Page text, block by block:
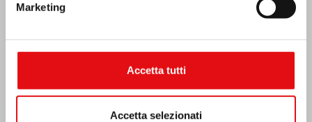
Marketing
Accetta tutti
Accetta selezionati